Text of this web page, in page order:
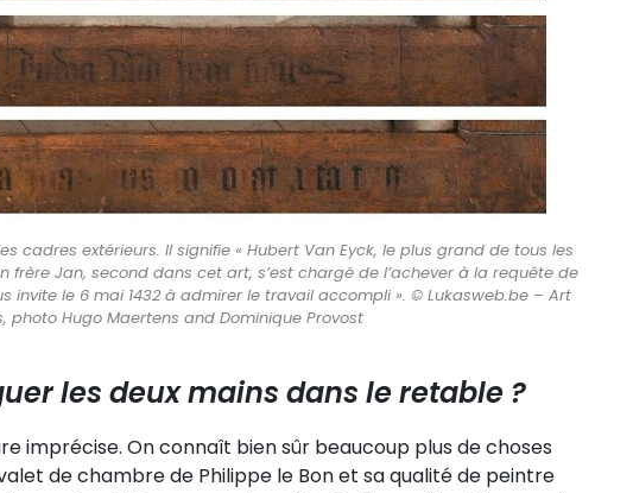
cadres extérieurs. Il signifie « Hubert Van Eyck, le plus grand de tous les
Jan, second dans cet art, s’est chargé de l’achever à la requête de
invite le 6 mai 1432 à admirer le travail accompli ». © Lukasweb.be – Art
photo Hugo Maertens and Dominique Provost
les deux mains dans le retable ?
imprécise. On connaît bien sûr beaucoup plus de choses
de chambre de Philippe le Bon et sa qualité de peintre